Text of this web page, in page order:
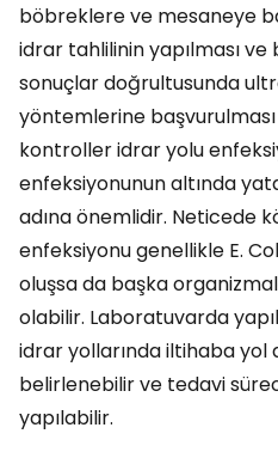
böbreklere ve mesaneye
idrar tahlilinin yapılması ve
sonuçlar doğrultusunda
yöntemlerine
kontroller idrar yolu
enfeksiyonunun altında
adına önemlidir. Neticede
enfeksiyonu genellikle E.
oluşsa da başka
olabilir. Laboratuvarda
idrar yollarında iltihaba yol
belirlenebilir ve tedavi
yapılabilir.